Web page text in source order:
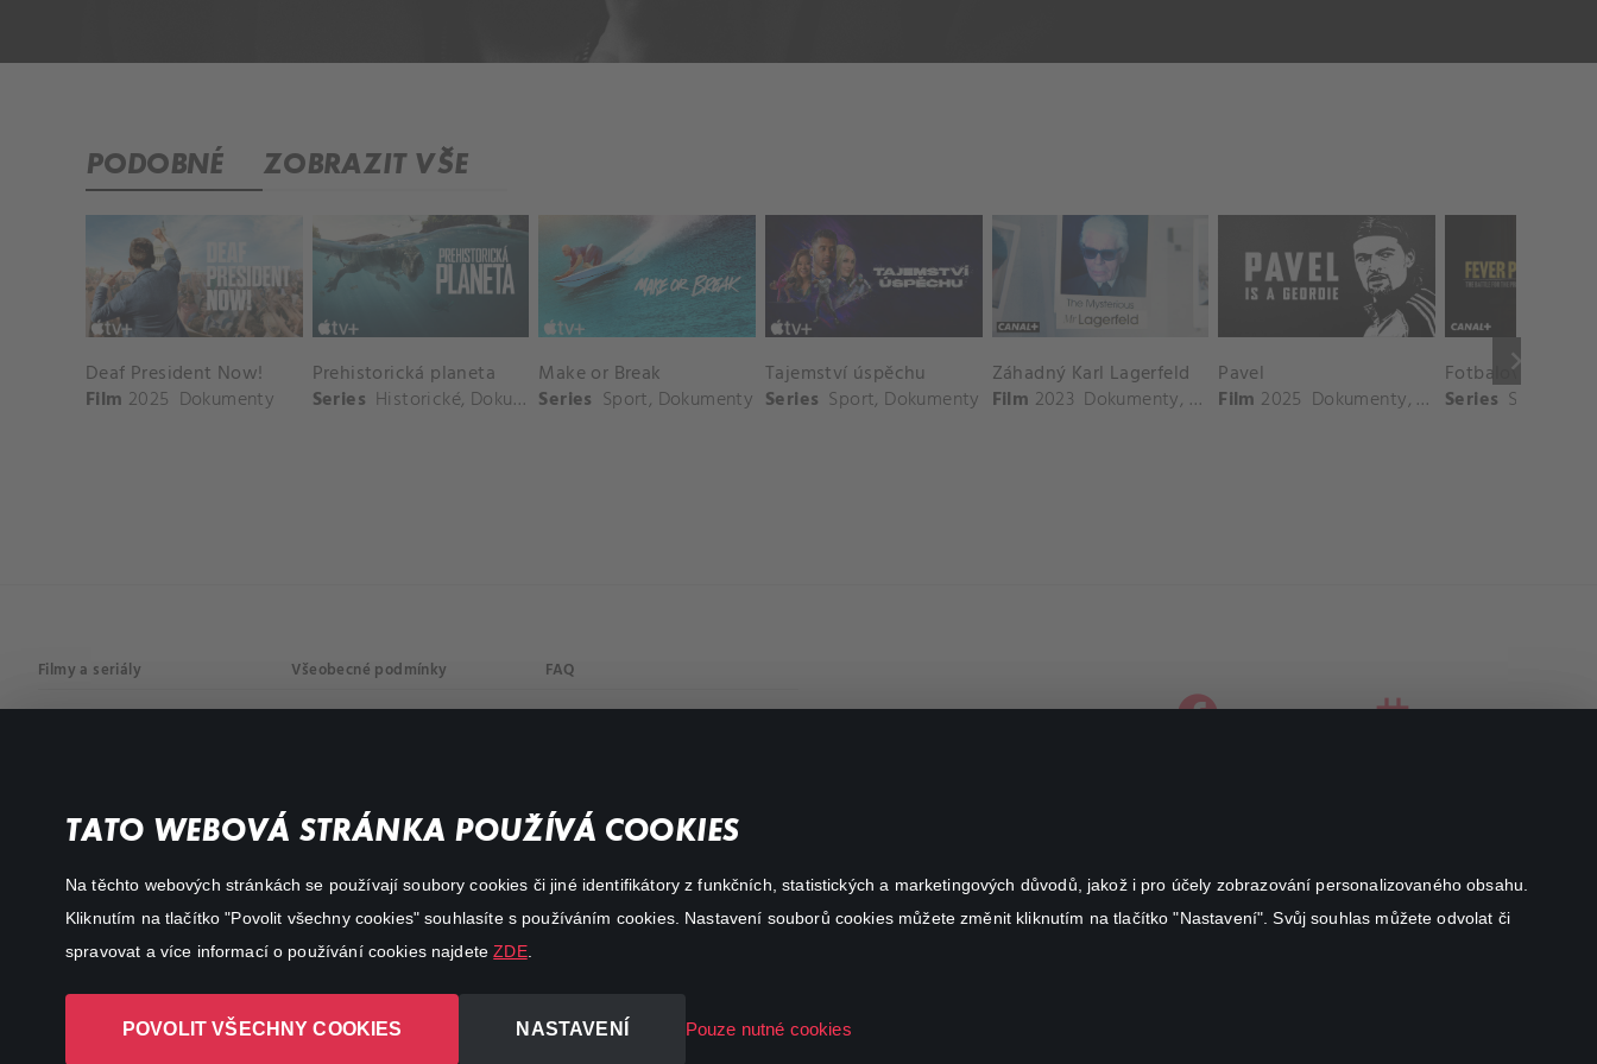
TATO WEBOVÁ STRÁNKA POUŽÍVÁ COOKIES
Na těchto webových stránkách se používají soubory cookies či jiné identifikátory z funkčních, statistických a marketingových důvodů, jakož i pro účely zobrazování personalizovaného obsahu.
Kliknutím na tlačítko "Povolit všechny cookies" souhlasíte s používáním cookies. Nastavení souborů cookies můžete změnit kliknutím na tlačítko "Nastavení". Svůj souhlas můžete odvolat či
spravovat a více informací o používání cookies najdeteZDE.
POVOLIT VŠECHNY COOKIES NASTAVENÍ Pouze nutné cookies
PODOBNÉ ZOBRAZIT VŠE
keyboard_arrow_right
Deaf President Now!
Film 2025 Dokumenty
Prehistorická planeta
Series Historické, Dokumenty
Make or Break
Series Sport, Dokumenty
Tajemství úspěchu
Series Sport, Dokumenty
Záhadný Karl Lagerfeld
Film 2023 Dokumenty, Biografie
Pavel
Film 2025 Dokumenty, SportSeries Sport
Filmy a seriály
Akční
Všeobecné podmínky FAQ
facebookinstagram
Canal+ Luxembourg S. à r.l. se sídlem Rue Albert Borschette 4,